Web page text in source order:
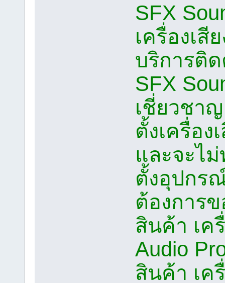
SFX
เครื่องเ
บริการติด
SFX
เชี่ยวชา
ตั้งเครื่อง
และจะไ
ตั้งอุปกร
ต้องการ
สินค้า เค
Audio
สินค้า เค